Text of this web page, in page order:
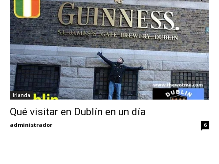
Irlanda
Qué visitar en Dublín en un día
administrador 6